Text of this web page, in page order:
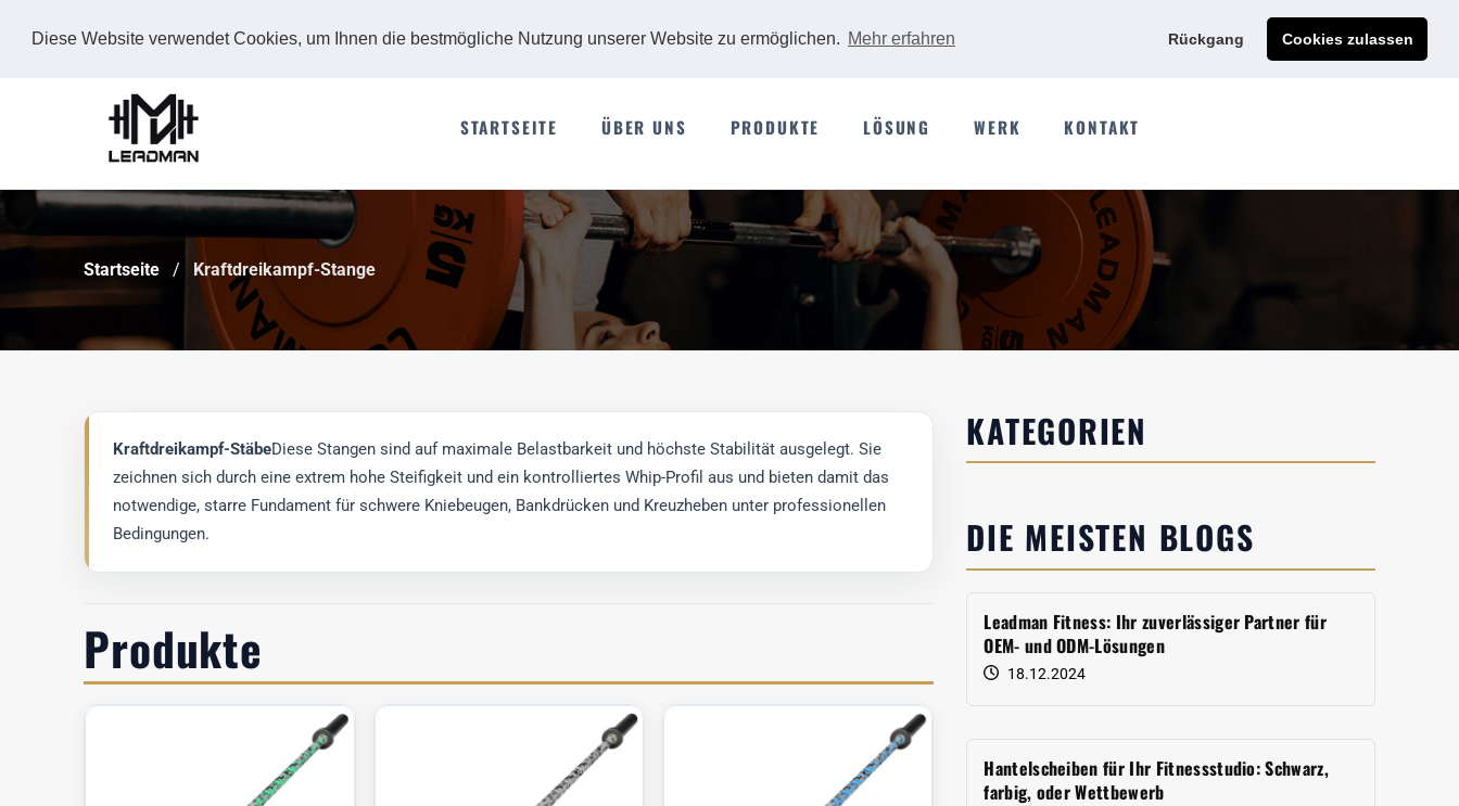
Diese Website verwendet Cookies, um Ihnen die bestmögliche Nutzung unserer Website zu ermöglichen. Mehr erfahren Rückgang Cookies zulassen
Jetzt individuelles Angebot anfordern
STARTSEITE ÜBER UNS PRODUKTE LÖSUNG WERK KONTAKT
Startseite Kraftdreikampf-Stange
Kraftdreikampf-StäbeDiese Stangen sind auf maximale Belastbarkeit und höchste Stabilität ausgelegt. Sie
zeichnen sich durch eine extrem hohe Steifigkeit und ein kontrolliertes Whip-Profil aus und bieten damit das
notwendige, starre Fundament für schwere Kniebeugen, Bankdrücken und Kreuzheben unter professionellen
Bedingungen.
Produkte
KATEGORIEN
DIE MEISTEN BLOGS
Leadman Fitness: Ihr zuverlässiger Partner für
OEM- und ODM-Lösungen
18.12.2024
Hantelscheiben für Ihr Fitnessstudio: Schwarz,
farbig, oder Wettbewerb